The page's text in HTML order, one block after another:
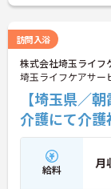
訪問入浴
株式会社埼玉ライフ
埼玉ライフケアサー
【埼玉県／
介護にて介
給料 月